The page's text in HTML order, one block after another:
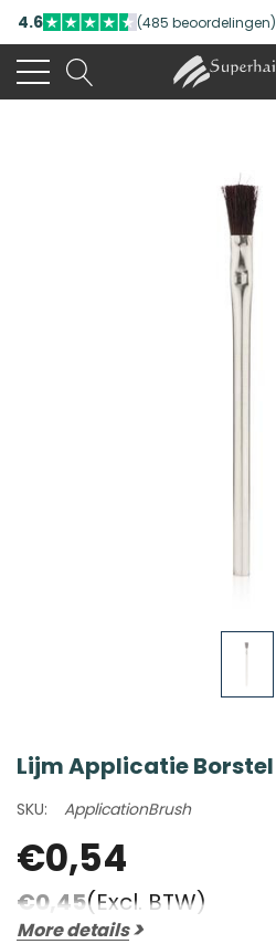
4.6 (485 beoordelingen)
Lijm Applicatie Borstel
SKU: ApplicationBrush
€0,54
€0,45(Excl. BTW)
More details